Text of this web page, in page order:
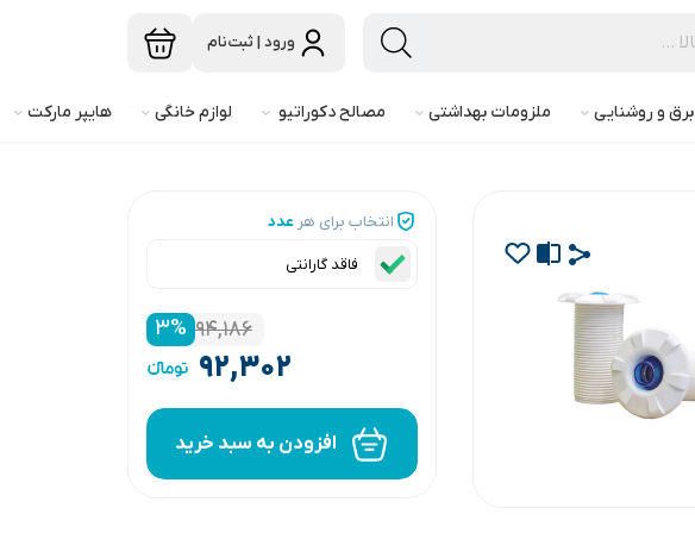
ورود | ثبت‌نام
برق و روشنایی ملزومات بهداشتی مصالح دکوراتیو لوازم خانگی هایپر مارکت
انتخاب برای هر عدد
فاقد گارانتی
۳% ۹۴,۱۸۶
۹۲,۳۰۲
افزودن به سبد خرید